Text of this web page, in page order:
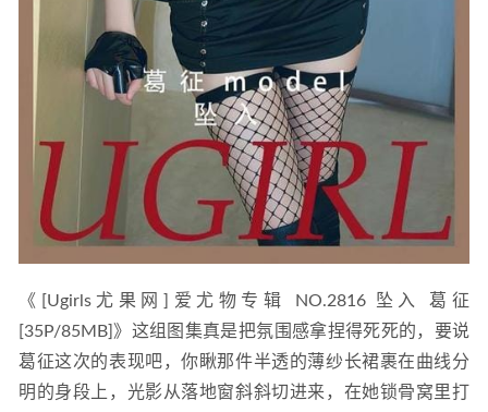
《[Ugirls尤果网]爱尤物专辑 NO.2816 坠入 葛征
[35P/85MB]》这组图集真是把氛围感拿捏得死死的，要说
葛征这次的表现吧，你瞅那件半透的薄纱长裙裹在曲线分
明的身段上，光影从落地窗斜斜切进来，在她锁骨窝里打